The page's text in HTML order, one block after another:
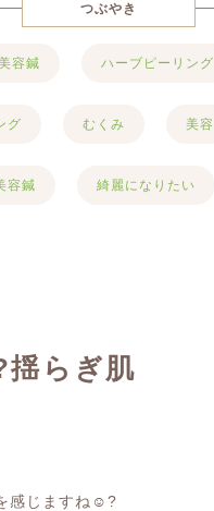
つぶやき
容鍼 ハーブピーリング
グ むくみ 美容
容鍼 綺麗になりたい
揺らぎ肌
感じますね ☺️?